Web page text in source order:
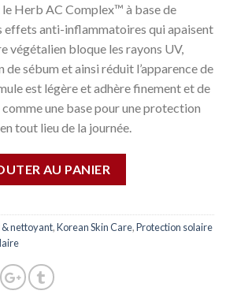
Herb AC Complex™ à base de
effets anti-inflammatoires qui apaisent
végétalien bloque les rayons UV,
sébum et ainsi réduit l’apparence de
est légère et adhère finement et de
une base pour une protection
tout lieu de la journée.
AU PANIER
nettoyant,Korean Skin Care,Protection solaire